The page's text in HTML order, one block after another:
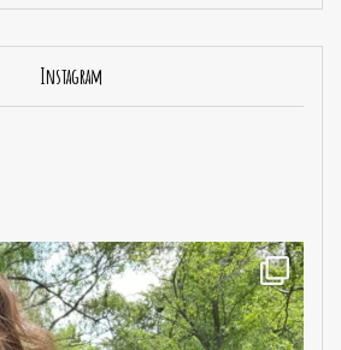
Instagram